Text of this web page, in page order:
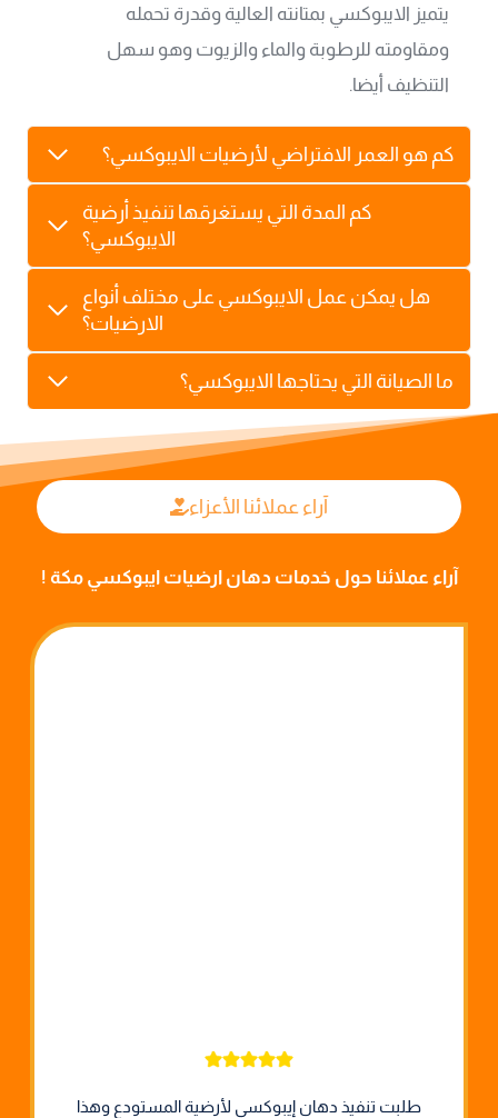
يتميز الايبوكسي بمتانته العالية وقدرة تحمله
ومقاومته للرطوبة والماء والزيوت وهو سهل
التنظيف أيضا.
كم هو العمر الافتراضي لأرضيات الايبوكسي؟
كم المدة التي يستغرقها تنفيذ أرضية
الايبوكسي؟
هل يمكن عمل الايبوكسي على مختلف أنواع
الارضيات؟
ما الصيانة التي يحتاجها الايبوكسي؟
آراء عملائنا الأعزاء
آراء عملائنا حول خدمات دهان ارضيات ايبوكسي مكة !
طلبت تنفيذ دهان إيبوكسي لأرضية المستودع وهذا